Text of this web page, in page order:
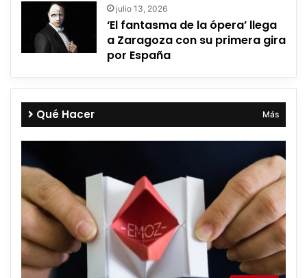
julio 13, 2026
‘El fantasma de la ópera’ llega
a Zaragoza con su primera gira
por España
Qué Hacer Más